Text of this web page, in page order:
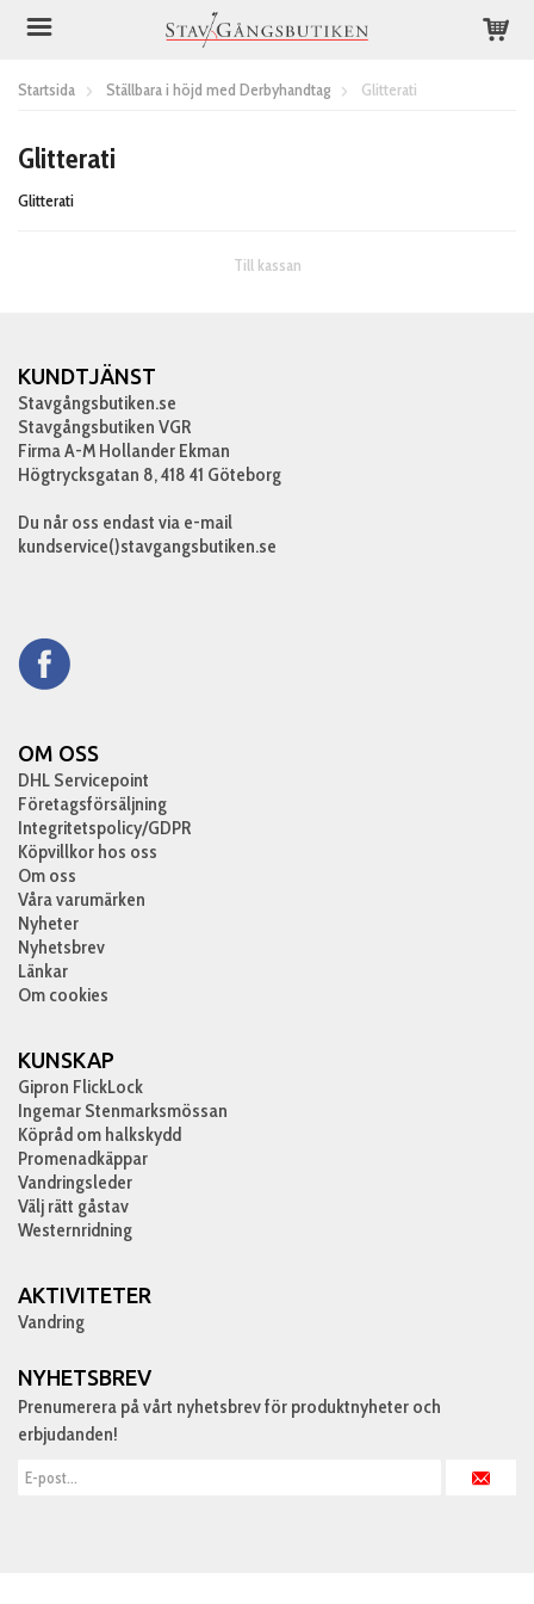
Startsida Ställbara i höjd med Derbyhandtag Glitterati
Glitterati
Glitterati
Till kassan
KUNDTJÄNST
Stavgångsbutiken.se
Stavgångsbutiken VGR
Firma A-M Hollander Ekman
Högtrycksgatan 8, 418 41 Göteborg
Du når oss endast via e-mail
kundservice()stavgangsbutiken.se
OM OSS
DHL Servicepoint
Företagsförsäljning
Integritetspolicy/GDPR
Köpvillkor hos oss
Om oss
Våra varumärken
Nyheter
Nyhetsbrev
Länkar
Om cookies
KUNSKAP
Gipron FlickLock
Ingemar Stenmarksmössan
Köpråd om halkskydd
Promenadkäppar
Vandringsleder
Välj rätt gåstav
Westernridning
AKTIVITETER
Vandring
NYHETSBREV
Prenumerera på vårt nyhetsbrev för produktnyheter och
erbjudanden!